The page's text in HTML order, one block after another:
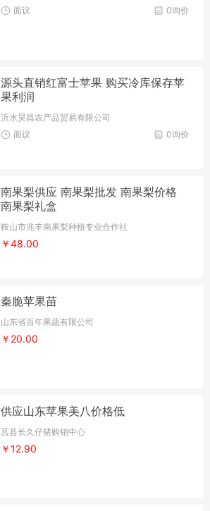
0询价
面议
源头直销红富士苹果 购买冷库保存苹
果利润
沂水昊昌农产品贸易有限公司
0询价
面议
南果梨供应 南果梨批发 南果梨价格
南果梨礼盒
鞍山市兆丰南果梨种植专业合作社
￥48.00
秦脆苹果苗
山东省百年果蔬有限公司
￥20.00
供应山东苹果美八价格低
莒县长久仔猪购销中心
￥12.90